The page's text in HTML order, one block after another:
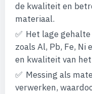
de kwaliteit en
materiaal.
Het lage
zoals Al, Pb, Fe, Ni
en kwaliteit van
Messing als
verwerken,